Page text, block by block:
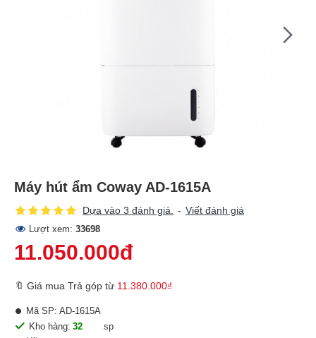
Máy hút ẩm Coway AD-1615A
Dựa vào 3 đánh giá. - Viết đánh giá
Lượt xem: 33698
11.050.000đ
🔖 Giá mua Trả góp từ 11.380.000₫
Kho hàng: 32
sp
Mã SP: AD-1615A